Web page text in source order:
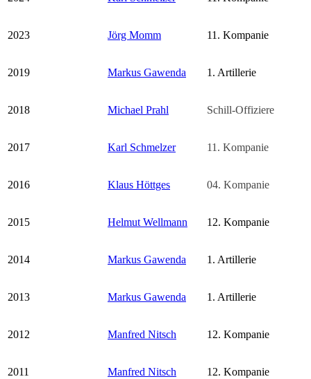
2023 Jörg Momm 11. Kompanie
2019 Markus Gawenda 1. Artillerie
2018 Michael Prahl Schill-Offiziere
2017 Karl Schmelzer 11. Kompanie
2016 Klaus Höttges 04. Kompanie
2015 Helmut Wellmann 12. Kompanie
2014 Markus Gawenda 1. Artillerie
2013 Markus Gawenda 1. Artillerie
2012 Manfred Nitsch 12. Kompanie
2011 Manfred Nitsch 12. Kompanie